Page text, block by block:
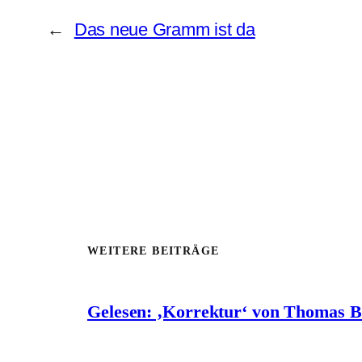
← Das neue Gramm ist da
WEITERE BEITRÄGE
Gelesen: ‚Korrektur‘ von Thomas